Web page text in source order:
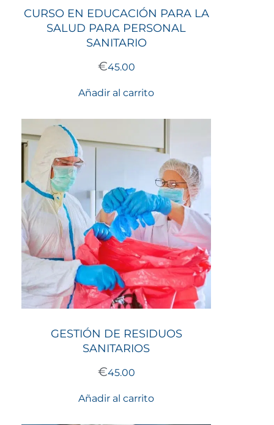
CURSO EN EDUCACIÓN PARA LA
SALUD PARA PERSONAL
SANITARIO
€45.00
Añadir al carrito
GESTIÓN DE RESIDUOS
SANITARIOS
€45.00
Añadir al carrito